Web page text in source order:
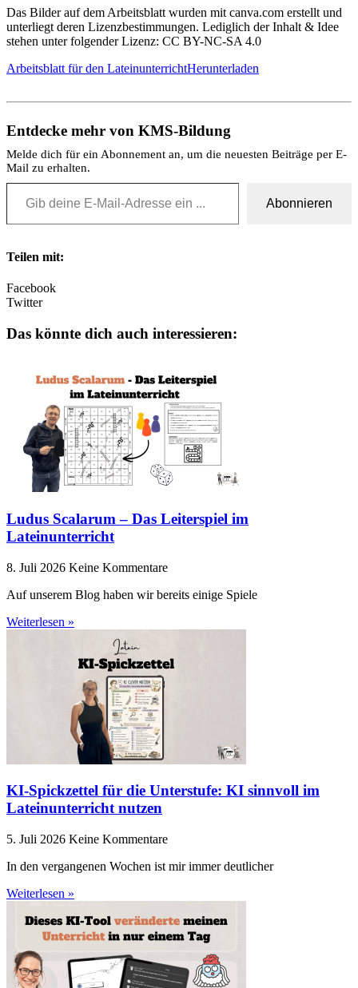
Das Bilder auf dem Arbeitsblatt wurden mit canva.com erstellt und
unterliegt deren Lizenzbestimmungen. Lediglich der Inhalt & Idee
stehen unter folgender Lizenz: CC BY-NC-SA 4.0
Arbeitsblatt für den LateinunterrichtHerunterladen
Entdecke mehr von KMS-Bildung
Melde dich für ein Abonnement an, um die neuesten Beiträge per E-
Mail zu erhalten.
Gib deine E-Mail-Adresse ein ...
Abonnieren
Teilen mit:
Facebook
Twitter
Das könnte dich auch interessieren:
Ludus Scalarum – Das Leiterspiel im
Lateinunterricht
8. Juli 2026 Keine Kommentare
Auf unserem Blog haben wir bereits einige Spiele
Weiterlesen »
KI-Spickzettel für die Unterstufe: KI sinnvoll im
Lateinunterricht nutzen
5. Juli 2026 Keine Kommentare
In den vergangenen Wochen ist mir immer deutlicher
Weiterlesen »